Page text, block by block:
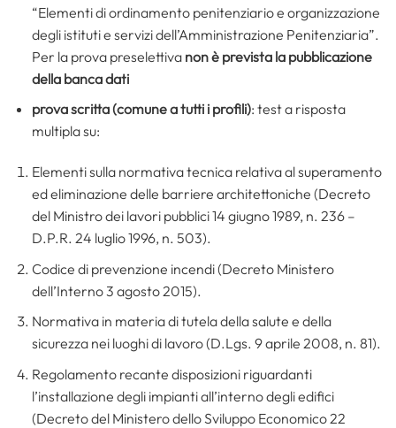
“Elementi di ordinamento penitenziario e organizzazione
degli istituti e servizi dell’Amministrazione Penitenziaria”.
Per la prova preselettiva non è prevista la pubblicazione
della banca dati
prova scritta (comune a tutti i profili): test a risposta
multipla su:
Elementi sulla normativa tecnica relativa al superamento
ed eliminazione delle barriere architettoniche (Decreto
del Ministro dei lavori pubblici 14 giugno 1989, n. 236 –
D.P.R. 24 luglio 1996, n. 503).
Codice di prevenzione incendi (Decreto Ministero
dell’Interno 3 agosto 2015).
Normativa in materia di tutela della salute e della
sicurezza nei luoghi di lavoro (D.Lgs. 9 aprile 2008, n. 81).
Regolamento recante disposizioni riguardanti
l’installazione degli impianti all’interno degli edifici
(Decreto del Ministero dello Sviluppo Economico 22